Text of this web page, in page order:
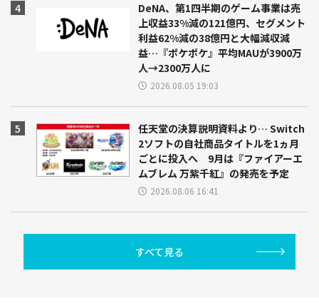
DeNA、第1四半期のゲーム事業は売
上収益33%減の121億円、セグメント
利益62%減の38億円と大幅減収減
益…『ポケポケ』平均MAUが3900万
人→2300万人に
2026.08.05 19:03
任天堂の決算説明資料より… Switch
2ソフトの自社商品タイトルを1ヵ月
ごとに投入へ 9月は『ファイアーエ
ムブレム 万紫千紅』の発売を予定
2026.08.06 16:41
すべて見る